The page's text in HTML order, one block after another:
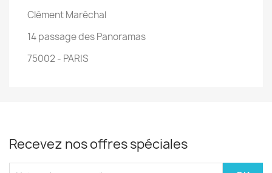
Clément Maréchal
14 passage des Panoramas
75002 - PARIS
Recevez nos offres spéciales